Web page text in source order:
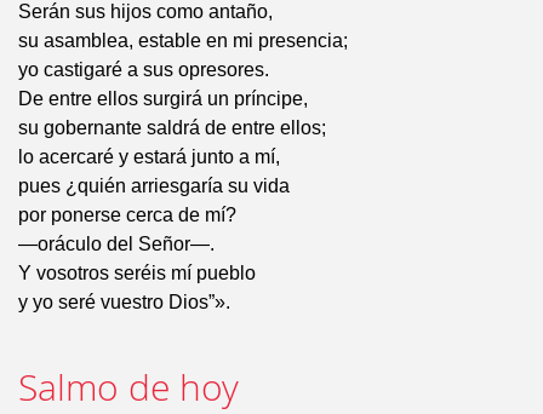
Serán sus hijos como antaño,
su asamblea, estable en mi presencia;
yo castigaré a sus opresores.
De entre ellos surgirá un príncipe,
su gobernante saldrá de entre ellos;
lo acercaré y estará junto a mí,
pues ¿quién arriesgaría su vida
por ponerse cerca de mí?
—oráculo del Señor—.
Y vosotros seréis mí pueblo
y yo seré vuestro Dios”».
Salmo de hoy